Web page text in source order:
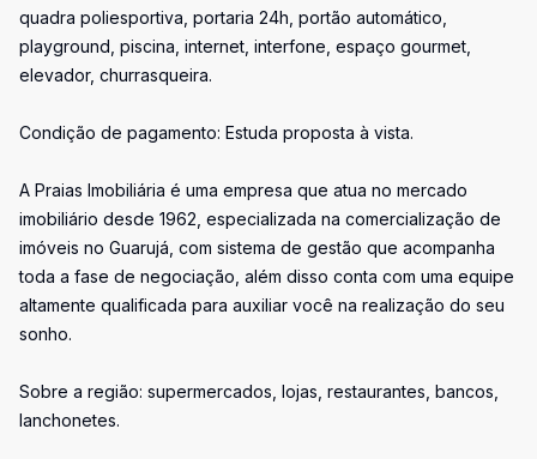
quadra poliesportiva, portaria 24h, portão automático,
playground, piscina, internet, interfone, espaço gourmet,
elevador, churrasqueira.
Condição de pagamento: Estuda proposta à vista.
A Praias Imobiliária é uma empresa que atua no mercado
imobiliário desde 1962, especializada na comercialização de
imóveis no Guarujá, com sistema de gestão que acompanha
toda a fase de negociação, além disso conta com uma equipe
altamente qualificada para auxiliar você na realização do seu
sonho.
Sobre a região: supermercados, lojas, restaurantes, bancos,
lanchonetes.